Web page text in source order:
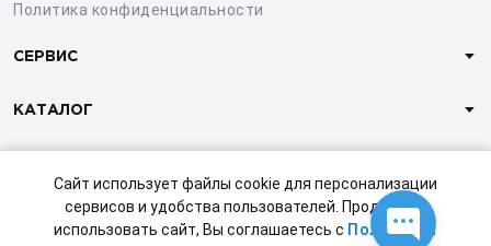
Сайт использует файлы cookie для персонализации
сервисов и удобства пользователей. Продолжая
использовать сайт, Вы соглашаетесь с Политикой
Политика конфиденциальности
СЕРВИС
КАТАЛОГ